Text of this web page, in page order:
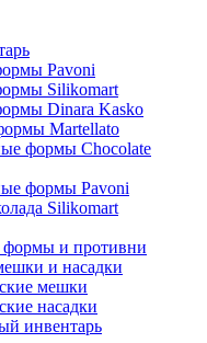
Pavoni
Silikomart
Dinara Kasko
Martellato
формы Chocolate
формы Pavoni
Silikomart
формы и противни
и насадки
мешки
насадки
инвентарь